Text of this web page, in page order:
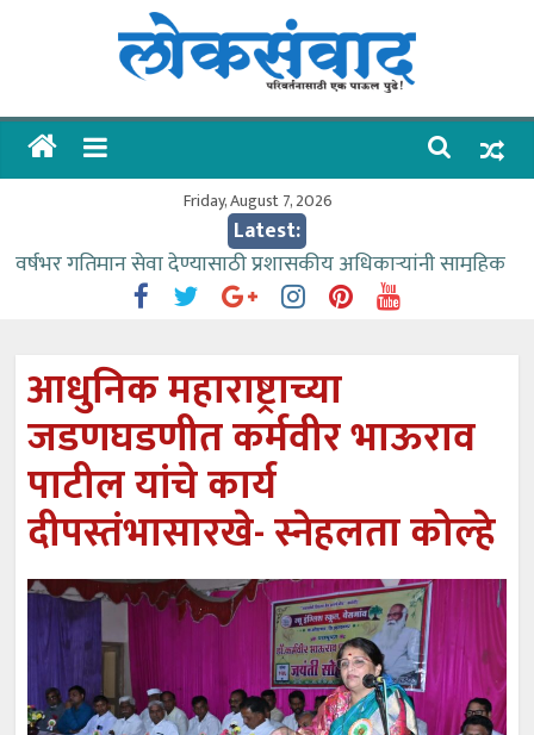
लोकसंवाद
ताज्या
Friday, August 7, 2026
Latest:
वर्षभर गतिमान सेवा देण्यासाठी प्रशासकीय अधिकाऱ्यांनी सामुहिक
प्रयत्न करावे – आमदार काळे
आत्मामालिक गुरूकूलाचे २२८ विद्यार्थी शिष्यवृत्तीस पात्र
ईच्छा आणि मेहनतीच्या बळावर यश मिळवता येते – शिवप्रसाद
पंडोरे
आमदार आशुतोष काळे यांचा वाढदिवस विविध सामाजिक
उपक्रमांनी साजरा
आधुनिक महाराष्ट्राच्या
जडणघडणीत कर्मवीर भाऊराव
पाटील यांचे कार्य
दीपस्तंभासारखे- स्नेहलता कोल्हे